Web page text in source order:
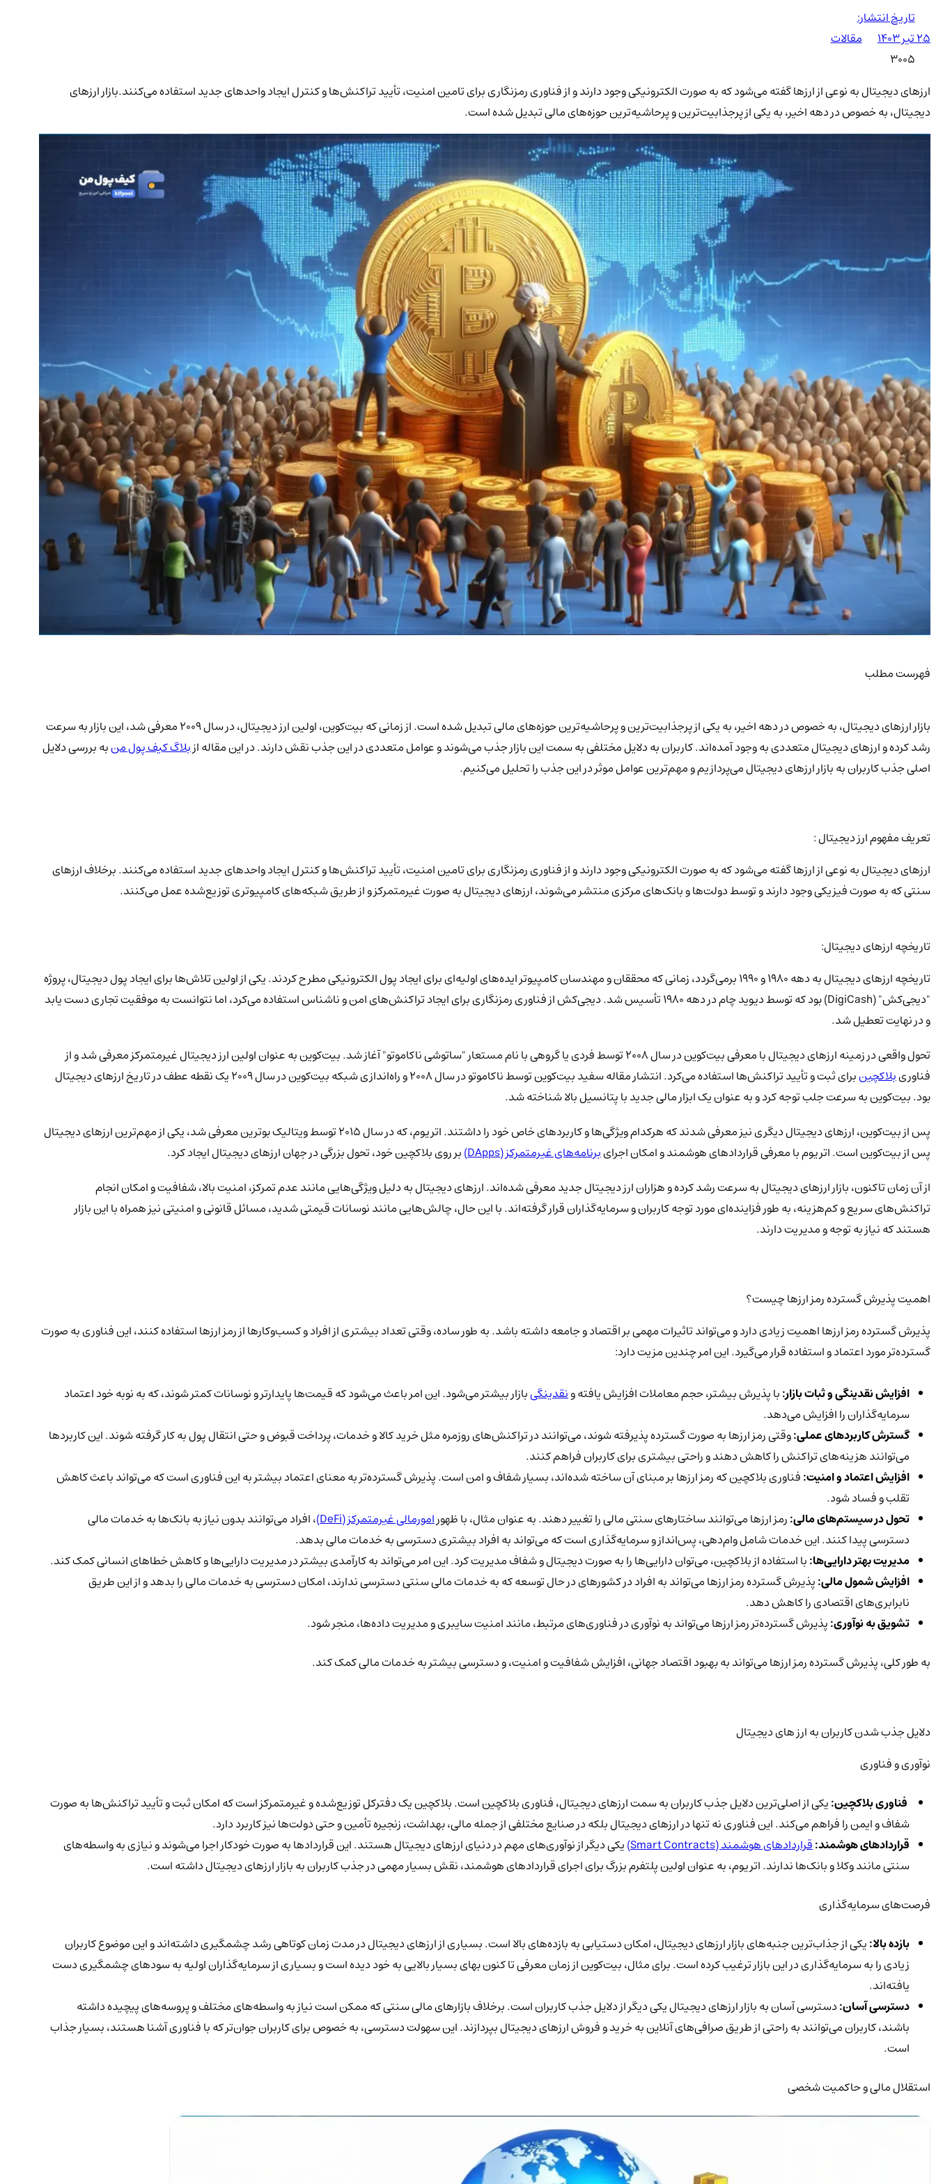
تاریخ انتشار:
۲۵ تیر ۱۴۰۳
مقالات
3005
ارزهای دیجیتال به نوعی از ارزها گفته می‌شود که به صورت الکترونیکی وجود دارند و از فناوری رمزنگاری برای تامین امنیت، تأیید تراکنش‌ها و کنترل ایجاد واحدهای جدید استفاده می‌کنند.بازار ارزهای
دیجیتال، به خصوص در دهه اخیر، به یکی از پرجذابیت‌ترین و پرحاشیه‌ترین حوزه‌های مالی تبدیل شده است.
فهرست مطلب
بازار ارزهای دیجیتال، به خصوص در دهه اخیر، به یکی از پرجذابیت‌ترین و پرحاشیه‌ترین حوزه‌های مالی تبدیل شده است. از زمانی که بیت‌کوین، اولین ارز دیجیتال، در سال 2009 معرفی شد، این بازار به سرعت
رشد کرده و ارزهای دیجیتال متعددی به وجود آمده‌اند. کاربران به دلایل مختلفی به سمت این بازار جذب می‌شوند و عوامل متعددی در این جذب نقش دارند. در این مقاله ازبلاگ کیف پول منبه بررسی دلایل
اصلی جذب کاربران به بازار ارزهای دیجیتال می‌پردازیم و مهم‌ترین عوامل موثر در این جذب را تحلیل می‌کنیم.
تعریف مفهوم ارز دیجیتال :
ارزهای دیجیتال به نوعی از ارزها گفته می‌شود که به صورت الکترونیکی وجود دارند و از فناوری رمزنگاری برای تامین امنیت، تأیید تراکنش‌ها و کنترل ایجاد واحدهای جدید استفاده می‌کنند. برخلاف ارزهای
سنتی که به صورت فیزیکی وجود دارند و توسط دولت‌ها و بانک‌های مرکزی منتشر می‌شوند، ارزهای دیجیتال به صورت غیرمتمرکز و از طریق شبکه‌های کامپیوتری توزیع‌شده عمل می‌کنند.
تاریخچه ارزهای دیجیتال:
تاریخچه ارزهای دیجیتال به دهه ۱۹۸۰ و ۱۹۹۰ برمی‌گردد، زمانی که محققان و مهندسان کامپیوتر ایده‌های اولیه‌ای برای ایجاد پول الکترونیکی مطرح کردند. یکی از اولین تلاش‌ها برای ایجاد پول دیجیتال، پروژه
"دیجی‌کش" (DigiCash) بود که توسط دیوید چام در دهه ۱۹۸۰ تأسیس شد. دیجی‌کش از فناوری رمزنگاری برای ایجاد تراکنش‌های امن و ناشناس استفاده می‌کرد، اما نتوانست به موفقیت تجاری دست یابد
و در نهایت تعطیل شد.
تحول واقعی در زمینه ارزهای دیجیتال با معرفی بیت‌کوین در سال ۲۰۰۸ توسط فردی یا گروهی با نام مستعار "ساتوشی ناکاموتو" آغاز شد. بیت‌کوین به عنوان اولین ارز دیجیتال غیرمتمرکز معرفی شد و از
فناوریبلاکچین
برای ثبت و تأیید تراکنش‌ها استفاده می‌کرد. انتشار مقاله سفید بیت‌کوین توسط ناکاموتو در سال ۲۰۰۸ و راه‌اندازی شبکه بیت‌کوین در سال ۲۰۰۹ یک نقطه عطف در تاریخ ارزهای دیجیتال
بود. بیت‌کوین به سرعت جلب توجه کرد و به عنوان یک ابزار مالی جدید با پتانسیل بالا شناخته شد.
پس از بیت‌کوین، ارزهای دیجیتال دیگری نیز معرفی شدند که هرکدام ویژگی‌ها و کاربردهای خاص خود را داشتند. اتریوم، که در سال ۲۰۱۵ توسط ویتالیک بوترین معرفی شد، یکی از مهم‌ترین ارزهای دیجیتال
پس از بیت‌کوین است. اتریوم با معرفی قراردادهای هوشمند و امکان اجرایبرنامه‌های غیرمتمرکز (DApps)
بر روی بلاکچین خود، تحول بزرگی در جهان ارزهای دیجیتال ایجاد کرد.
از آن زمان تاکنون، بازار ارزهای دیجیتال به سرعت رشد کرده و هزاران ارز دیجیتال جدید معرفی شده‌اند. ارزهای دیجیتال به دلیل ویژگی‌هایی مانند عدم تمرکز، امنیت بالا، شفافیت و امکان انجام
تراکنش‌های سریع و کم‌هزینه، به طور فزاینده‌ای مورد توجه کاربران و سرمایه‌گذاران قرار گرفته‌اند. با این حال، چالش‌هایی مانند نوسانات قیمتی شدید، مسائل قانونی و امنیتی نیز همراه با این بازار
هستند که نیاز به توجه و مدیریت دارند.
اهمیت پذیرش گسترده رمز ارزها چیست؟
پذیرش گسترده رمز ارزها اهمیت زیادی دارد و می‌تواند تاثیرات مهمی بر اقتصاد و جامعه داشته باشد. به طور ساده، وقتی تعداد بیشتری از افراد و کسب‌وکارها از رمز ارزها استفاده کنند، این فناوری به صورت
گسترده‌تر مورد اعتماد و استفاده قرار می‌گیرد. این امر چندین مزیت دارد:
افزایش نقدینگی و ثبات بازار:با پذیرش بیشتر، حجم معاملات افزایش یافته ونقدینگیبازار بیشتر می‌شود. این امر باعث می‌شود که قیمت‌ها پایدارتر و نوسانات کمتر شوند، که به نوبه خود اعتماد
سرمایه‌گذاران را افزایش می‌دهد.
گسترش کاربردهای عملی:وقتی رمز ارزها به صورت گسترده پذیرفته شوند، می‌توانند در تراکنش‌های روزمره مثل خرید کالا و خدمات، پرداخت قبوض و حتی انتقال پول به کار گرفته شوند. این کاربردها
می‌توانند هزینه‌های تراکنش را کاهش دهند و راحتی بیشتری برای کاربران فراهم کنند.
افزایش اعتماد و امنیت:فناوری بلاکچین که رمز ارزها بر مبنای آن ساخته شده‌اند، بسیار شفاف و امن است. پذیرش گسترده‌تر به معنای اعتماد بیشتر به این فناوری است که می‌تواند باعث کاهش
تقلب و فساد شود.
تحول در سیستم‌های مالی:رمز ارزها می‌توانند ساختارهای سنتی مالی را تغییر دهند. به عنوان مثال، با ظهورامورمالی غیرمتمرکز (DeFi)
، افراد می‌توانند بدون نیاز به بانک‌ها به خدمات مالی
دسترسی پیدا کنند. این خدمات شامل وام‌دهی، پس‌انداز و سرمایه‌گذاری است که می‌تواند به افراد بیشتری دسترسی به خدمات مالی بدهد.
مدیریت بهتر دارایی‌ها:با استفاده از بلاکچین، می‌توان دارایی‌ها را به صورت دیجیتال و شفاف مدیریت کرد. این امر می‌تواند به کارآمدی بیشتر در مدیریت دارایی‌ها و کاهش خطاهای انسانی کمک کند.
افزایش شمول مالی:پذیرش گسترده رمز ارزها می‌تواند به افراد در کشورهای در حال توسعه که به خدمات مالی سنتی دسترسی ندارند، امکان دسترسی به خدمات مالی را بدهد و از این طریق
نابرابری‌های اقتصادی را کاهش دهد.
تشویق به نوآوری:پذیرش گسترده‌تر رمز ارزها می‌تواند به نوآوری در فناوری‌های مرتبط، مانند امنیت سایبری و مدیریت داده‌ها، منجر شود.
به طور کلی، پذیرش گسترده رمز ارزها می‌تواند به بهبود اقتصاد جهانی، افزایش شفافیت و امنیت، و دسترسی بیشتر به خدمات مالی کمک کند.
دلایل جذب شدن کاربران به ارز های دیجیتال
نوآوری و فناوری
فناوری بلاکچین:یکی از اصلی‌ترین دلایل جذب کاربران به سمت ارزهای دیجیتال، فناوری بلاکچین است. بلاکچین یک دفترکل توزیع‌شده و غیرمتمرکز است که امکان ثبت و تأیید تراکنش‌ها به صورت
شفاف و ایمن را فراهم می‌کند. این فناوری نه تنها در ارزهای دیجیتال بلکه در صنایع مختلفی از جمله مالی، بهداشت، زنجیره تأمین و حتی دولت‌ها نیز کاربرد دارد.
قراردادهای هوشمند:قراردادهای هوشمند (Smart Contracts)
یکی دیگر از نوآوری‌های مهم در دنیای ارزهای دیجیتال هستند. این قراردادها به صورت خودکار اجرا می‌شوند و نیازی به واسطه‌های
سنتی مانند وکلا و بانک‌ها ندارند. اتریوم، به عنوان اولین پلتفرم بزرگ برای اجرای قراردادهای هوشمند، نقش بسیار مهمی در جذب کاربران به بازار ارزهای دیجیتال داشته است.
فرصت‌های سرمایه‌گذاری
بازده بالا:یکی از جذاب‌ترین جنبه‌های بازار ارزهای دیجیتال، امکان دستیابی به بازده‌های بالا است. بسیاری از ارزهای دیجیتال در مدت زمان کوتاهی رشد چشمگیری داشته‌اند و این موضوع کاربران
زیادی را به سرمایه‌گذاری در این بازار ترغیب کرده است. برای مثال، بیت‌کوین از زمان معرفی تا کنون بهای بسیار بالایی به خود دیده است و بسیاری از سرمایه‌گذاران اولیه به سودهای چشمگیری دست
یافته‌اند.
دسترسی آسان:دسترسی آسان به بازار ارزهای دیجیتال یکی دیگر از دلایل جذب کاربران است. برخلاف بازارهای مالی سنتی که ممکن است نیاز به واسطه‌های مختلف و پروسه‌های پیچیده داشته
باشند، کاربران می‌توانند به راحتی از طریق صرافی‌های آنلاین به خرید و فروش ارزهای دیجیتال بپردازند. این سهولت دسترسی، به خصوص برای کاربران جوان‌تر که با فناوری آشنا هستند، بسیار جذاب
است.
استقلال مالی و حاکمیت شخصی